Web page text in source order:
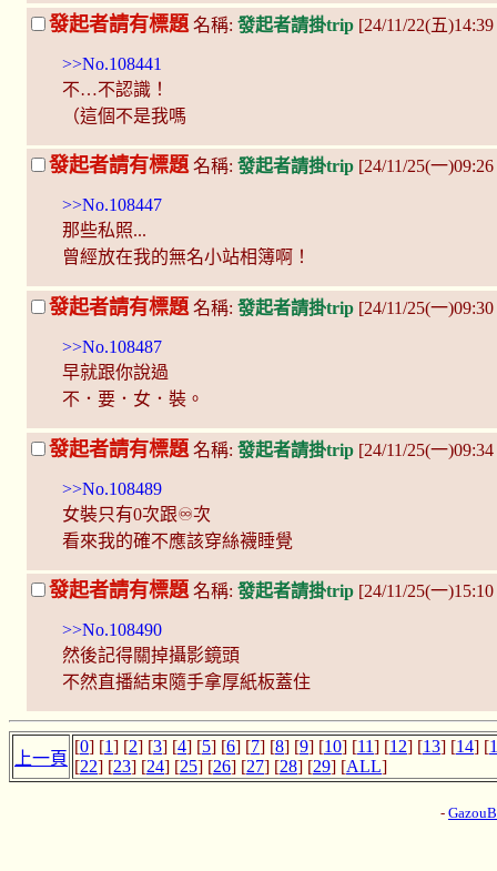
發起者請有標題 名稱: 發起者請掛trip [24/11/22(五
>>No.108441
不…不認識！
（這個不是我嗎
發起者請有標題名稱: 發起者請掛trip [24/11/25(一
>>No.108447
那些私照...
曾經放在我的無名小站相簿啊！
發起者請有標題 名稱: 發起者請掛trip [24/11/25(一
>>No.108487
早就跟你說過
不．要．女．裝。
發起者請有標題 名稱: 發起者請掛trip [24/11/25(一
>>No.108489
女裝只有0次跟♾️次
看來我的確不應該穿絲襪睡覺
發起者請有標題名稱: 發起者請掛trip [24/11/25(一
>>No.108490
然後記得關掉攝影鏡頭
不然直播結束隨手拿厚紙板蓋住
上一頁
[0] [1] [2] [3] [4] [5] [6] [7] [8] [9] [10] [11] [12] [13] [14] [
[22] [23] [24] [25] [26] [27] [28] [29] [ALL]
-